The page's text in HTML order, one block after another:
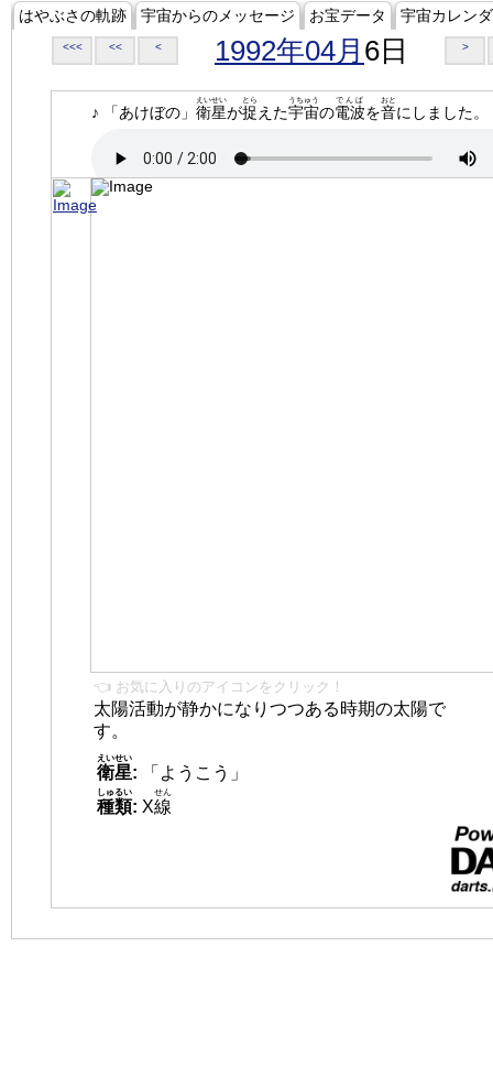
はやぶさの軌跡 宇宙からのメッセージ お宝データ 宇宙カレン
<<< << < 1992年04月 6日 >
♪ 「あけぼの」 衛星
えいせい
が捉
とら
えた宇宙
うちゅう
の電波
でんぱ
を音
おと
にしました。
👈 お気に入りのアイコンをクリック！
太陽活動が静かになりつつある時期の太陽で
す。
衛星
えいせい
:
「ようこう」
種類
しゅるい
: X線
せん